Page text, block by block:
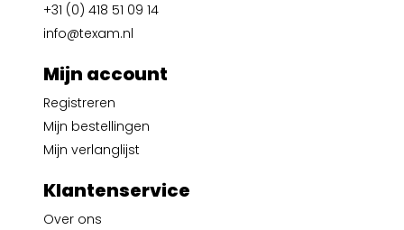
+31 (0) 418 51 09 14
info@texam.nl
Mijn account
Registreren
Mijn bestellingen
Mijn verlanglijst
Klantenservice
Over ons